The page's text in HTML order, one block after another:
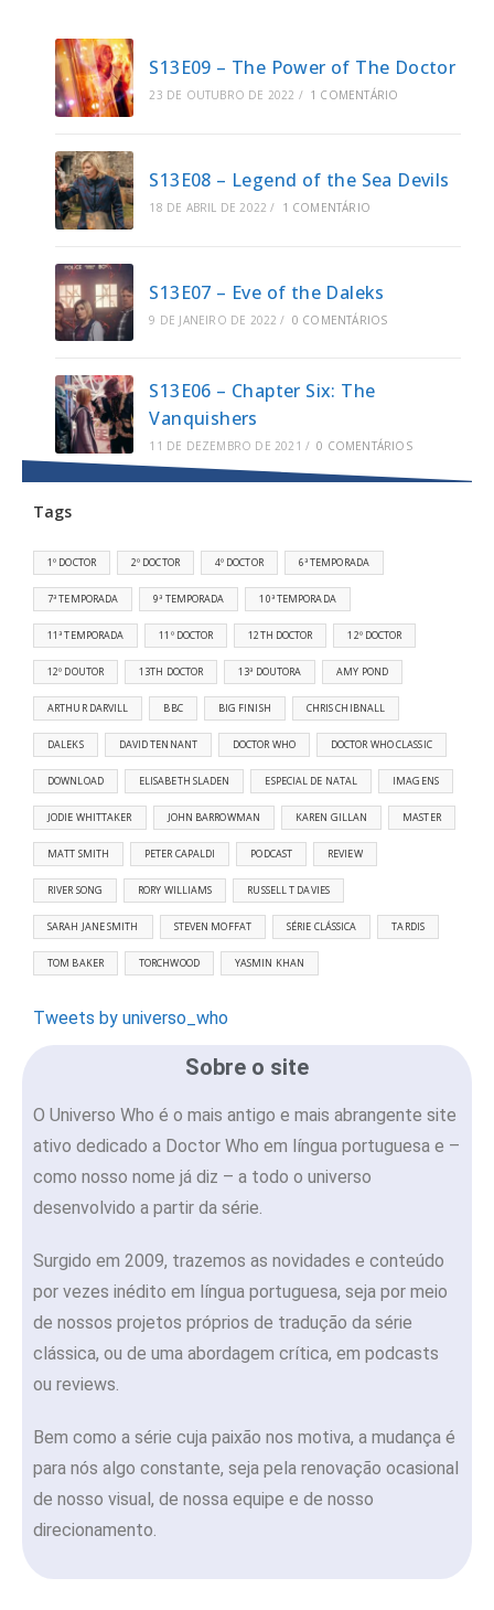
S13E09 – The Power of The Doctor
23 DE OUTUBRO DE 2022 / 1 COMENTÁRIO
S13E08 – Legend of the Sea Devils
18 DE ABRIL DE 2022 / 1 COMENTÁRIO
S13E07 – Eve of the Daleks
9 DE JANEIRO DE 2022 / 0 COMENTÁRIOS
S13E06 – Chapter Six: The
Vanquishers
11 DE DEZEMBRO DE 2021 / 0 COMENTÁRIOS
Tags
1º DOCTOR 2º DOCTOR 4º DOCTOR 6ª TEMPORADA
7ª TEMPORADA 9ª TEMPORADA 10ª TEMPORADA
11ª TEMPORADA 11º DOCTOR 12TH DOCTOR 12º DOCTOR
12º DOUTOR 13TH DOCTOR 13ª DOUTORA AMY POND
ARTHUR DARVILL BBC BIG FINISH CHRIS CHIBNALL
DALEKS DAVID TENNANT DOCTOR WHO DOCTOR WHO CLASSIC
DOWNLOAD ELISABETH SLADEN ESPECIAL DE NATAL IMAGENS
JODIE WHITTAKER JOHN BARROWMAN KAREN GILLAN MASTER
MATT SMITH PETER CAPALDI PODCAST REVIEW
RIVER SONG RORY WILLIAMS RUSSELL T DAVIES
SARAH JANE SMITH STEVEN MOFFAT SÉRIE CLÁSSICA TARDIS
TOM BAKER TORCHWOOD YASMIN KHAN
Tweets by universo_who
Sobre o site
O Universo Who é o mais antigo e mais abrangente site
ativo dedicado a Doctor Who em língua portuguesa e –
como nosso nome já diz – a todo o universo
desenvolvido a partir da série.
Surgido em 2009, trazemos as novidades e conteúdo
por vezes inédito em língua portuguesa, seja por meio
de nossos projetos próprios de tradução da série
clássica, ou de uma abordagem crítica, em podcasts
ou reviews.
Bem como a série cuja paixão nos motiva, a mudança é
para nós algo constante, seja pela renovação ocasional
de nosso visual, de nossa equipe e de nosso
direcionamento.